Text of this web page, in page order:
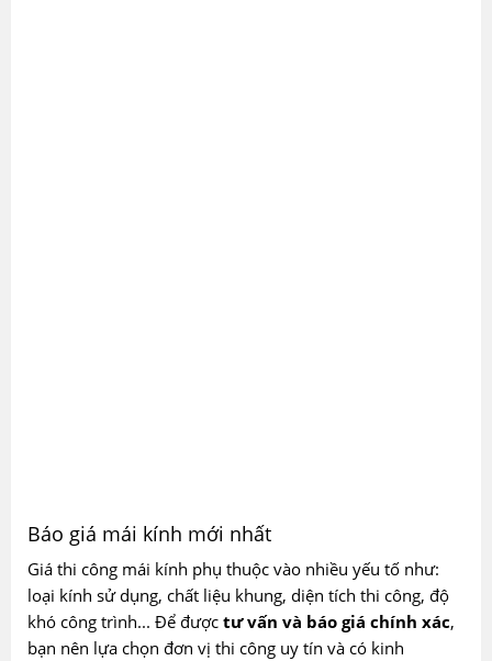
Báo giá mái kính mới nhất
Giá thi công mái kính phụ thuộc vào nhiều yếu tố như:
loại kính sử dụng, chất liệu khung, diện tích thi công, độ
khó công trình... Để được tư vấn và báo giá chính xác,
bạn nên lựa chọn đơn vị thi công uy tín và có kinh